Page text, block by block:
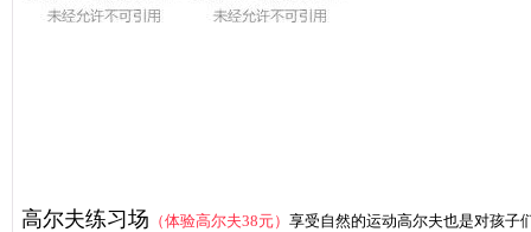
高尔夫练习场 （体验高尔夫38元） 享受自然的运动高尔夫也是对孩子